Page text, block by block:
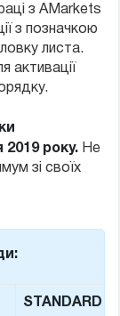
з AMarkets
з позначкою
листа.
року. Не
зі своїх
STANDARD